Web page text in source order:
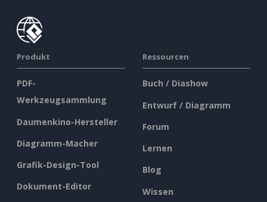
Produkt
PDF-
Werkzeugsammlung
Daumenkino-Hersteller
Diagramm-Macher
Grafik-Design-Tool
Dokument-Editor
Ressourcen
Buch / Diashow
Entwurf / Diagramm
Forum
Lernen
Blog
Wissen